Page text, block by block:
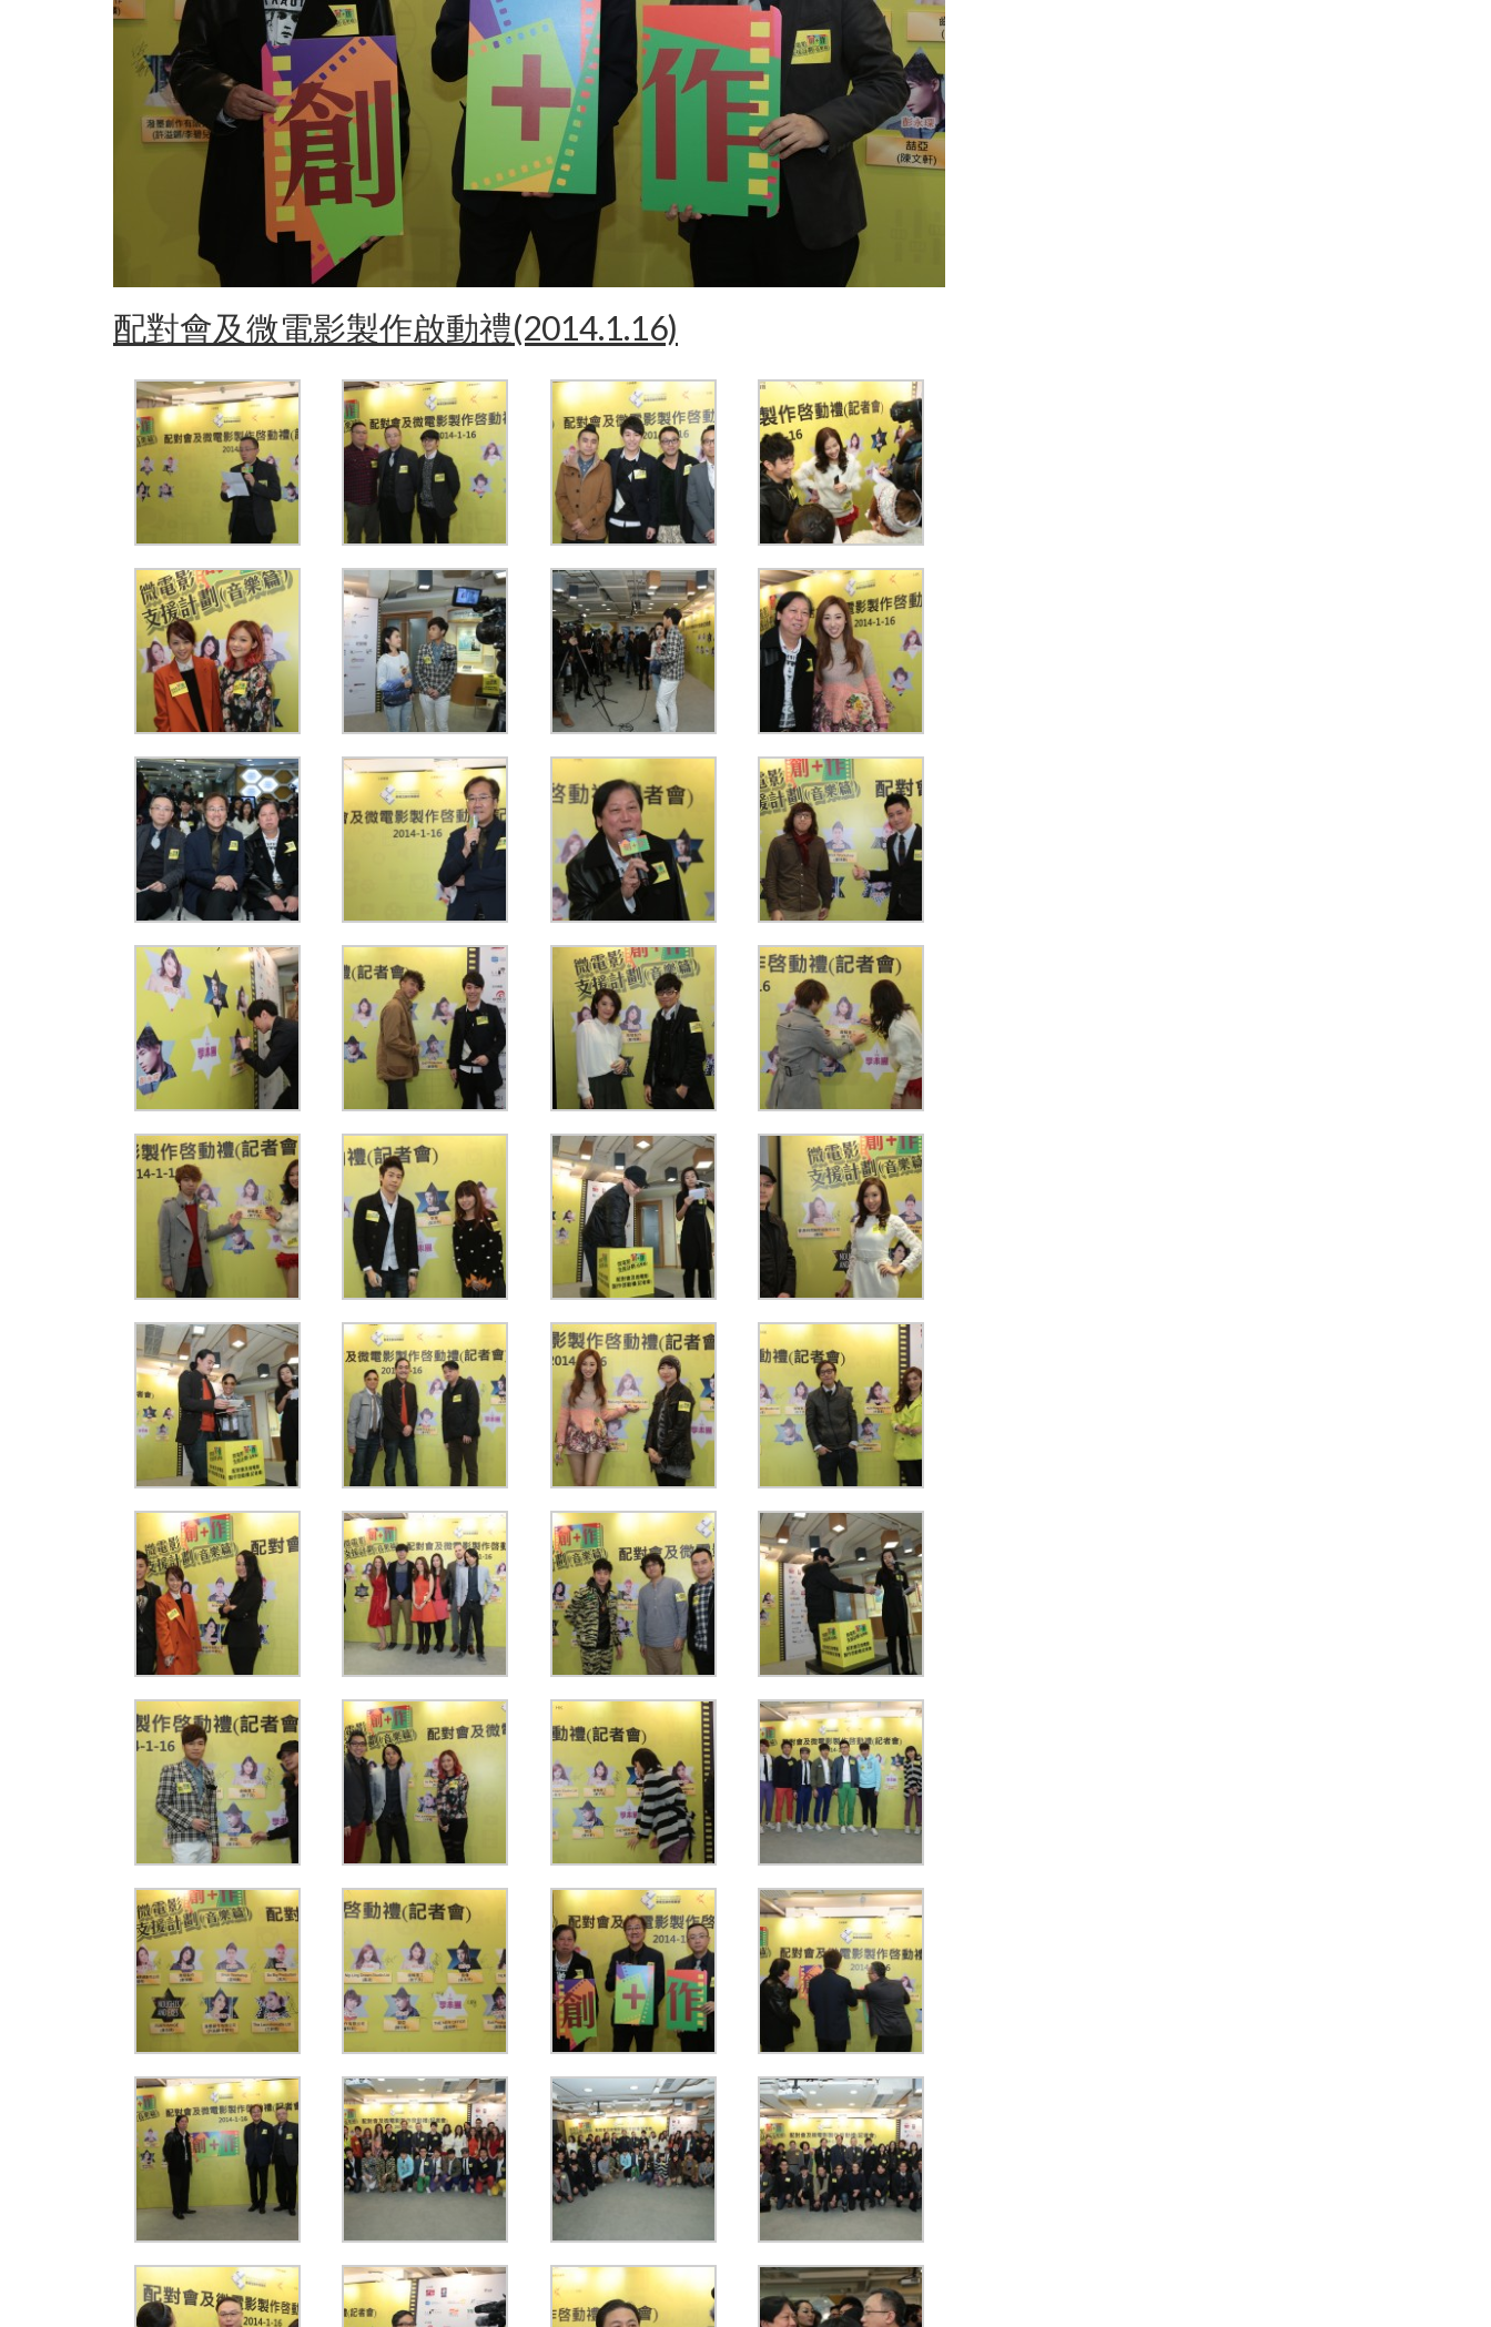
配對會及微電影製作啟動禮(2014.1.16)